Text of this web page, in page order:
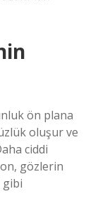
ön plana
oluşur ve
ciddi
gözlerin
gibi